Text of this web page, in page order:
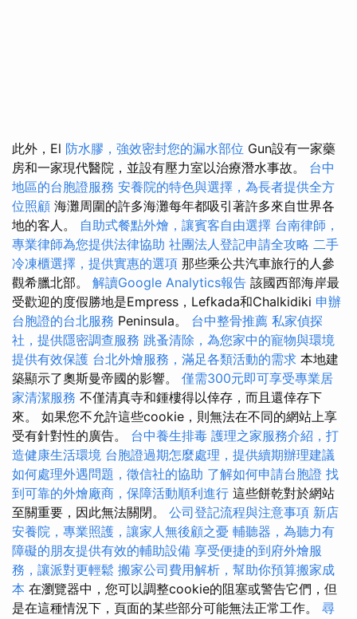
此外，El 防水膠，強效密封您的漏水部位 Gun設有一家藥
房和一家現代醫院，並設有壓力室以治療潛水事故。 台中
地區的台胞證服務 安養院的特色與選擇，為長者提供全方
位照顧 海灘周圍的許多海灘每年都吸引著許多來自世界各
地的客人。 自助式餐點外燴，讓賓客自由選擇 台南律師，
專業律師為您提供法律協助 社團法人登記申請全攻略 二手
冷凍櫃選擇，提供實惠的選項 那些乘公共汽車旅行的人參
觀希臘北部。 解讀Google Analytics報告 該國西部海岸最
受歡迎的度假勝地是Empress，Lefkada和Chalkidiki 申辦
台胞證的台北服務 Peninsula。 台中整骨推薦 私家偵探
社，提供隱密調查服務 跳蚤清除，為您家中的寵物與環境
提供有效保護 台北外燴服務，滿足各類活動的需求 本地建
築顯示了奧斯曼帝國的影響。 僅需300元即可享受專業居
家清潔服務 不僅清真寺和鍾樓得以倖存，而且還倖存下
來。 如果您不允許這些cookie，則無法在不同的網站上享
受有針對性的廣告。 台中養生排毒 護理之家服務介紹，打
造健康生活環境 台胞證過期怎麼處理，提供續期辦理建議
如何處理外遇問題，徵信社的協助 了解如何申請台胞證 找
到可靠的外燴廠商，保障活動順利進行 這些餅乾對於網站
至關重要，因此無法關閉。 公司登記流程與注意事項 新店
安養院，專業照護，讓家人無後顧之憂 輔聽器，為聽力有
障礙的朋友提供有效的輔助設備 享受便捷的到府外燴服
務，讓派對更輕鬆 搬家公司費用解析，幫助你預算搬家成
本 在瀏覽器中，您可以調整cookie的阻塞或警告它們，但
是在這種情況下，頁面的某些部分可能無法正常工作。 尋